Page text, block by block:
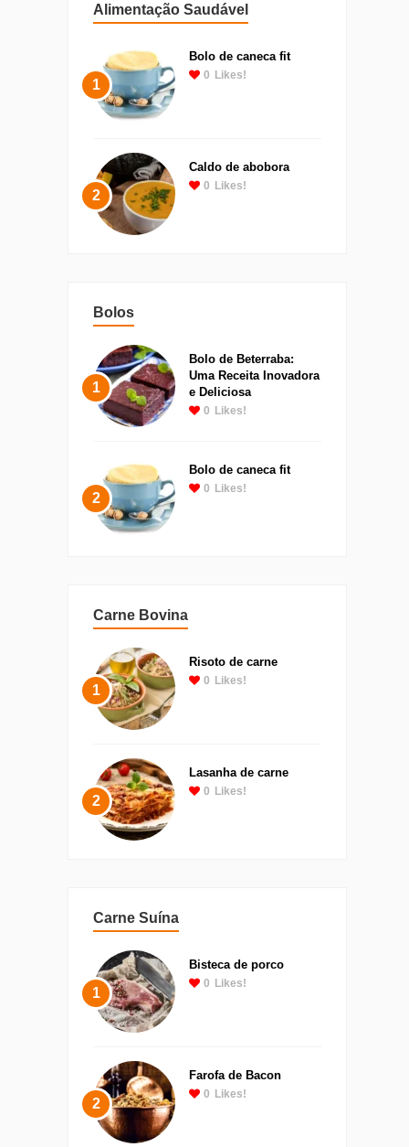
Alimentação Saudável
1
Bolo de caneca fit
0 Likes!
2
Caldo de abobora
0 Likes!
Bolos
1
Bolo de Beterraba:
Uma Receita Inovadora
e Deliciosa
0 Likes!
2
Bolo de caneca fit
0 Likes!
Carne Bovina
1
Risoto de carne
0 Likes!
2
Lasanha de carne
0 Likes!
Carne Suína
1
Bisteca de porco
0 Likes!
2
Farofa de Bacon
0 Likes!